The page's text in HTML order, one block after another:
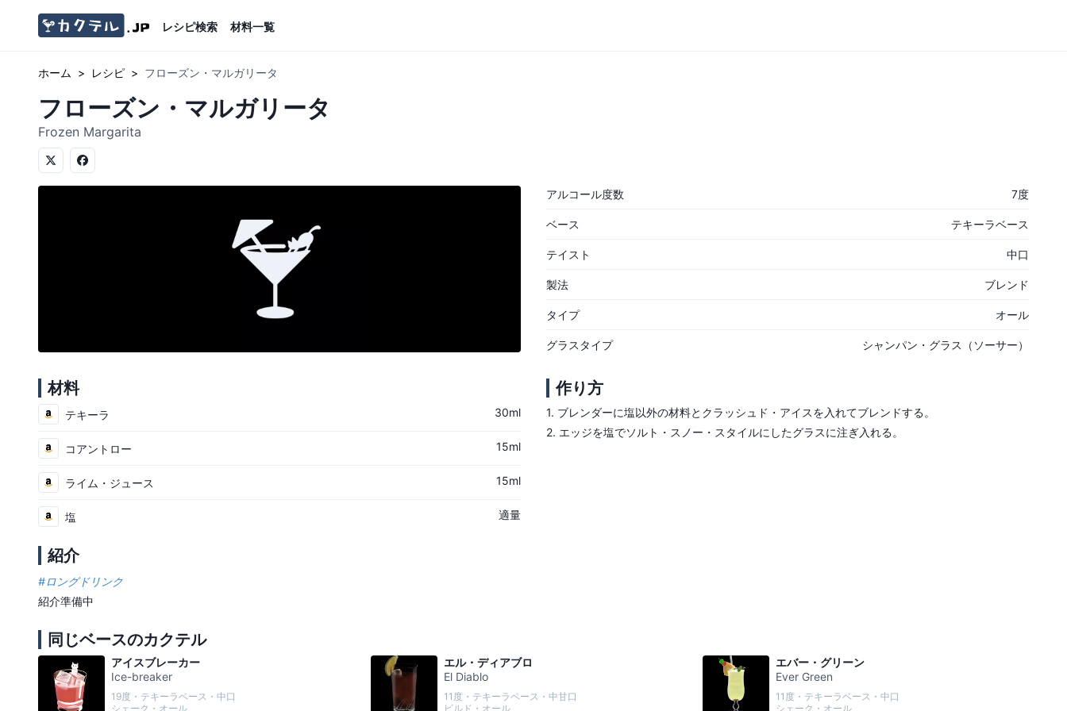
レシピ検索 材料一覧
ホーム > レシピ > フローズン・マルガリータ
フローズン・マルガリータ
Frozen Margarita
アルコール度数 7度
ベース テキーラベース
テイスト 中口
製法 ブレンド
タイプ オール
グラスタイプ シャンパン・グラス（ソーサー）
材料
テキーラ 30ml
コアントロー 15ml
ライム・ジュース 15ml
塩 適量
作り方
1. ブレンダーに塩以外の材料とクラッシュド・アイスを入れてブレンドする。
2. エッジを塩でソルト・スノー・スタイルにしたグラスに注ぎ入れる。
紹介
#ロングドリンク
紹介準備中
同じベースのカクテル
アイスブレーカー
Ice-breaker
19度・テキーラベース・中口
シェーク・オール
エル・ディアブロ
El Diablo
11度・テキーラベース・中甘口
ビルド・オール
エバー・グリーン
Ever Green
11度・テキーラベース・中口
シェーク・オール